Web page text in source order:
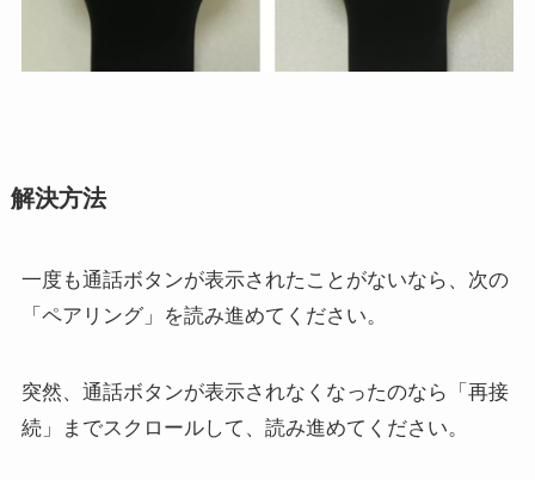
解決方法
一度も通話ボタンが表示されたことがないなら、次の
「ペアリング」を読み進めてください。
突然、通話ボタンが表示されなくなったのなら「再接
続」までスクロールして、読み進めてください。